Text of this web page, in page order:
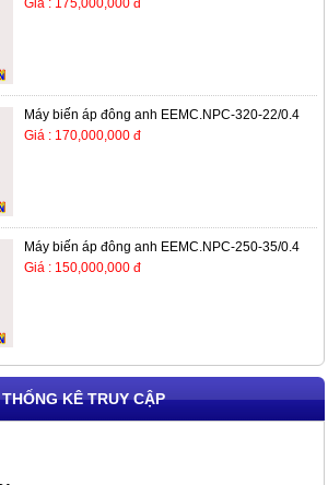
Giá : 175,000,000 đ
Máy biến áp đông anh EEMC.NPC-320-22/0.4
Giá : 170,000,000 đ
Máy biến áp đông anh EEMC.NPC-250-35/0.4
Giá : 150,000,000 đ
THỐNG KÊ TRUY CẬP